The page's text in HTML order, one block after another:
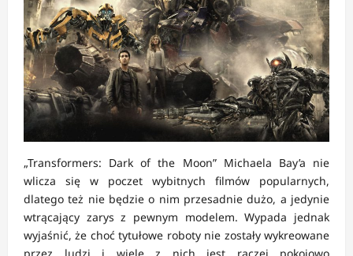
„Transformers: Dark of the Moon” Michaela Bay’a nie
wlicza się w poczet wybitnych filmów popularnych,
dlatego też nie będzie o nim przesadnie dużo, a jedynie
wtrącający zarys z pewnym modelem. Wypada jednak
wyjaśnić, że choć tytułowe roboty nie zostały wykreowane